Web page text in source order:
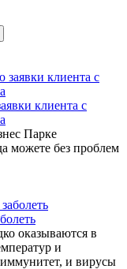
клиента с
Парке
можете без проблем
оказываются в
и
иммунитет, и вирусы